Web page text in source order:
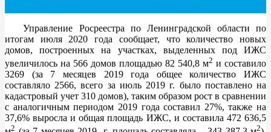
Управление Росреестра по Ленинградской области по
итогам июля 2020 года сообщает, что количество новых
домов, построенных на участках, выделенных под ИЖС
увеличилось на 566 домов площадью 82 540,8 м2 и составило
3269 (за 7 месяцев 2019 года общее количество ИЖС
составляло 2566, всего за июль 2019 г. было поставлено на
кадастровый учет 310 домов), таким образом рост в сравнении
с аналогичным периодом 2019 года составил 27%, также на
37,6% выросла и общая площадь ИЖС, и составила 472 636,5
2 2